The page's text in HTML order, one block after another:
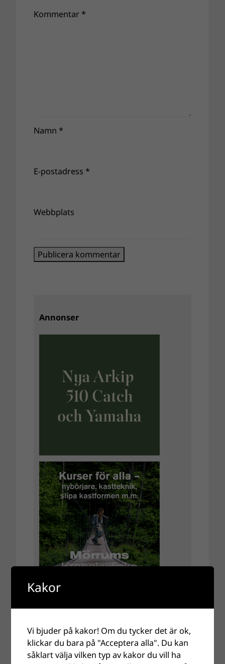
Kommentar *
Namn *
E-postadress *
Webbplats
Annonser
Kakor
Vi bjuder på kakor! Om du tycker det är ok,
klickar du bara på "Acceptera alla". Du kan
såklart välja vilken typ av kakor du vill ha